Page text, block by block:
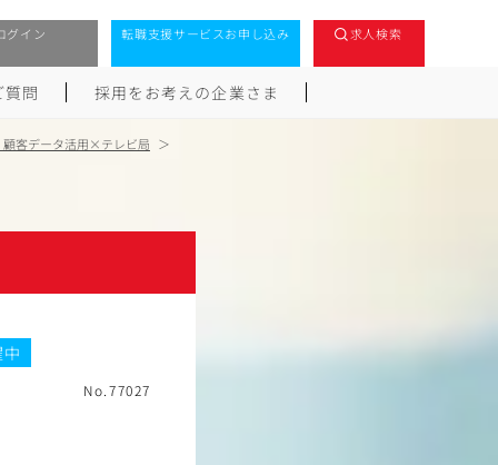
グイン 転職支援サービスお申し込み 求人検索
問 採用をお考えの企業さま
顧客データ活用×テレビ局
No.77027